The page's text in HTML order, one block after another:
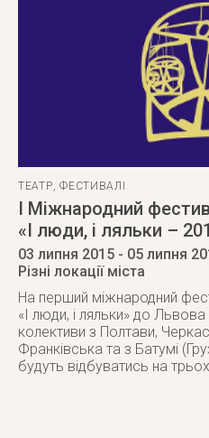
ТЕАТР,ФЕСТИВАЛІ
І Міжнародний
«І люди, і ляльки –
03 липня 2015 - 05 липня
Різні локації міста
На перший міжнародний
«І люди, і ляльки» до Львова
колективи з Полтави,
Франківська та з Батумі
будуть відбуватись на